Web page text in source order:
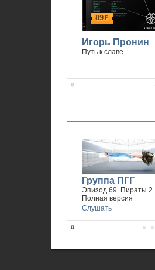
89р
Игорь Пронин
Путь к славе
Группа ПГГ
Эпизод 69. Пираты 2.
Полная версия
Слушать